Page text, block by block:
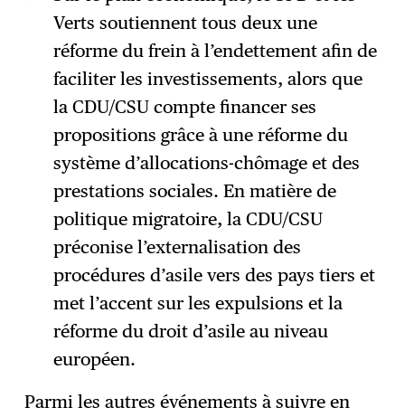
Verts soutiennent tous deux une
réforme du frein à l’endettement afin de
faciliter les investissements, alors que
la CDU/CSU compte financer ses
propositions grâce à une réforme du
système d’allocations-chômage et des
prestations sociales. En matière de
politique migratoire, la CDU/CSU
préconise l’externalisation des
procédures d’asile vers des pays tiers et
met l’accent sur les expulsions et la
réforme du droit d’asile au niveau
européen.
Parmi les autres événements à suivre en